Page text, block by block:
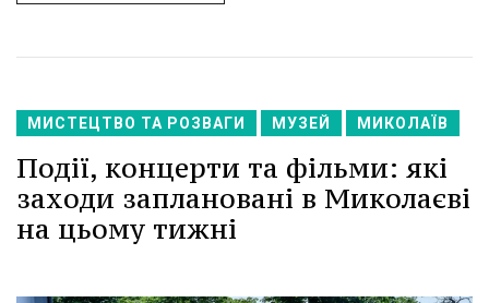
МИСТЕЦТВО ТА РОЗВАГИ МУЗЕЙ МИКОЛАЇВ
Події, концерти та фільми: які
заходи заплановані в Миколаєві
на цьому тижні